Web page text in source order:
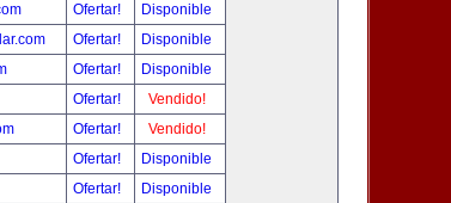
Ofertar!
Disponible
Ofertar!
Disponible
Ofertar!
Disponible
Ofertar!
Vendido!
Ofertar!
Vendido!
Ofertar!
Disponible
Ofertar!
Disponible